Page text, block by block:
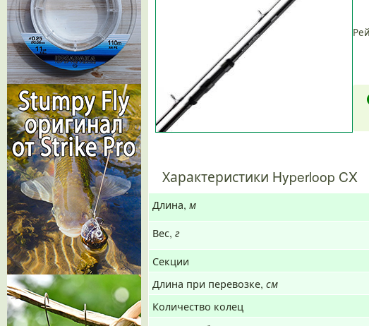
Характеристики Hyperloop CX
Длина, м
Вес, г
Секции
Длина при перевозке, см
Количество колец